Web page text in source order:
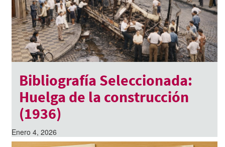
Bibliografía Seleccionada:
Huelga de la construcción
(1936)
Enero 4, 2026